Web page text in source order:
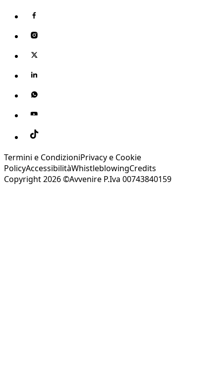
Termini e CondizioniPrivacy e Cookie
PolicyAccessibilitàWhistleblowingCredits
Copyright 2026 ©Avvenire P.Iva 00743840159